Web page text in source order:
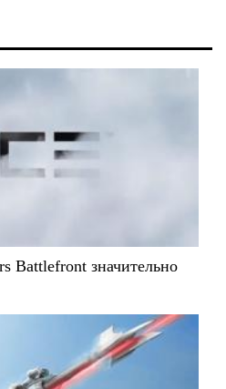
Battlefront значительно